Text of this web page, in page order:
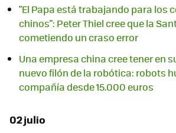
"El Papa está trabajando para los
chinos": Peter Thiel cree que la
cometiendo un craso error
Una empresa china cree tener en
nuevo filón de la robótica: robots
compañía desde 15.000 euros
02 julio